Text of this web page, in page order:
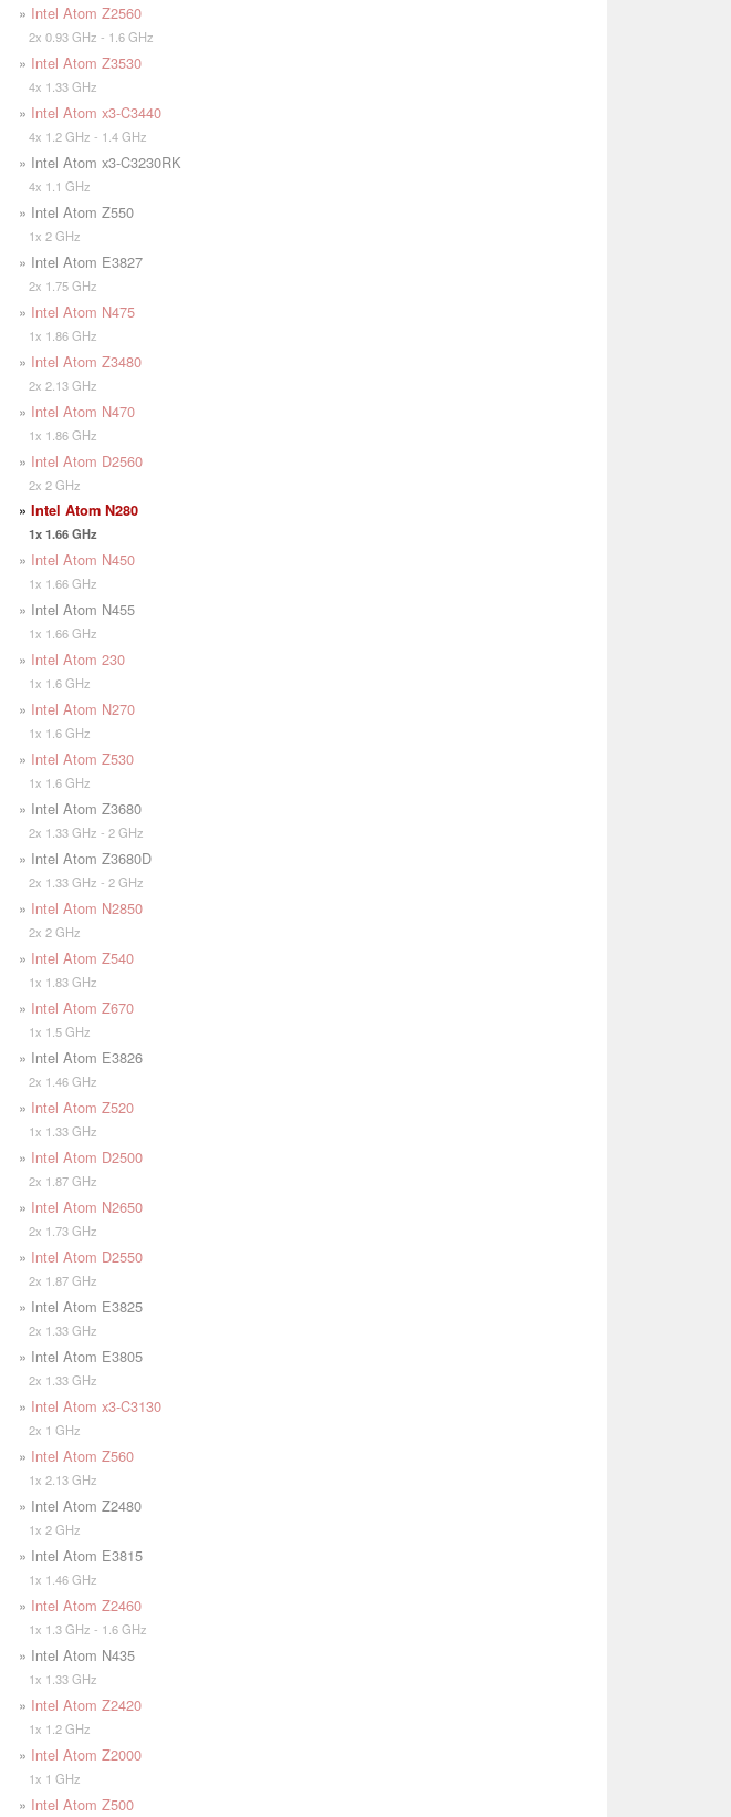
» Intel Atom Z2560
2x 0.93 GHz - 1.6 GHz
» Intel Atom Z3530
4x 1.33 GHz
» Intel Atom x3-C3440
4x 1.2 GHz - 1.4 GHz
» Intel Atom x3-C3230RK
4x 1.1 GHz
» Intel Atom Z550
1x 2 GHz
» Intel Atom E3827
2x 1.75 GHz
» Intel Atom N475
1x 1.86 GHz
» Intel Atom Z3480
2x 2.13 GHz
» Intel Atom N470
1x 1.86 GHz
» Intel Atom D2560
2x 2 GHz
» Intel Atom N280
1x 1.66 GHz
» Intel Atom N450
1x 1.66 GHz
» Intel Atom N455
1x 1.66 GHz
» Intel Atom 230
1x 1.6 GHz
» Intel Atom N270
1x 1.6 GHz
» Intel Atom Z530
1x 1.6 GHz
» Intel Atom Z3680
2x 1.33 GHz - 2 GHz
» Intel Atom Z3680D
2x 1.33 GHz - 2 GHz
» Intel Atom N2850
2x 2 GHz
» Intel Atom Z540
1x 1.83 GHz
» Intel Atom Z670
1x 1.5 GHz
» Intel Atom E3826
2x 1.46 GHz
» Intel Atom Z520
1x 1.33 GHz
» Intel Atom D2500
2x 1.87 GHz
» Intel Atom N2650
2x 1.73 GHz
» Intel Atom D2550
2x 1.87 GHz
» Intel Atom E3825
2x 1.33 GHz
» Intel Atom E3805
2x 1.33 GHz
» Intel Atom x3-C3130
2x 1 GHz
» Intel Atom Z560
1x 2.13 GHz
» Intel Atom Z2480
1x 2 GHz
» Intel Atom E3815
1x 1.46 GHz
» Intel Atom Z2460
1x 1.3 GHz - 1.6 GHz
» Intel Atom N435
1x 1.33 GHz
» Intel Atom Z2420
1x 1.2 GHz
» Intel Atom Z2000
1x 1 GHz
» Intel Atom Z500